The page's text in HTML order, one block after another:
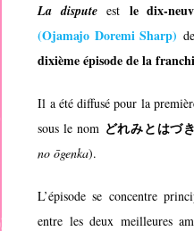
La disputeest le dix-
(Ojamajo Doremi Sharp)
dixième épisode de la
Il a été diffusé pour la
sous le nom どれみとはづ
no ōgenka).
L’épisode se concentre
entre les deux meilleures